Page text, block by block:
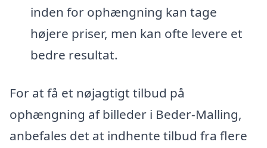
inden for ophængning kan tage
højere priser, men kan ofte levere et
bedre resultat.
For at få et nøjagtigt tilbud på
ophængning af billeder i Beder-Malling,
anbefales det at indhente tilbud fra flere